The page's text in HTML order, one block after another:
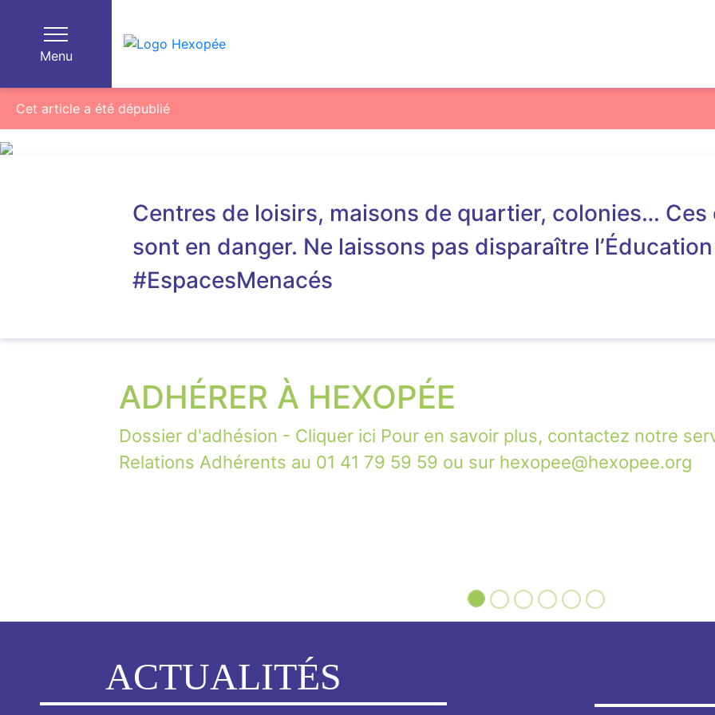
Menu
Cet article a été dépublié
Centres de loisirs, maisons de quartier, colonies…
sont en danger. Ne laissons pas disparaître
#EspacesMenacés
ADHÉRER À HEXOPÉE
Dossier d'adhésion - Cliquer ici Pour en savoir plus, contactez notre
Relations Adhérents au 01 41 79 59 59 ou sur hexopee@hexopee.org
ACTUALITÉS